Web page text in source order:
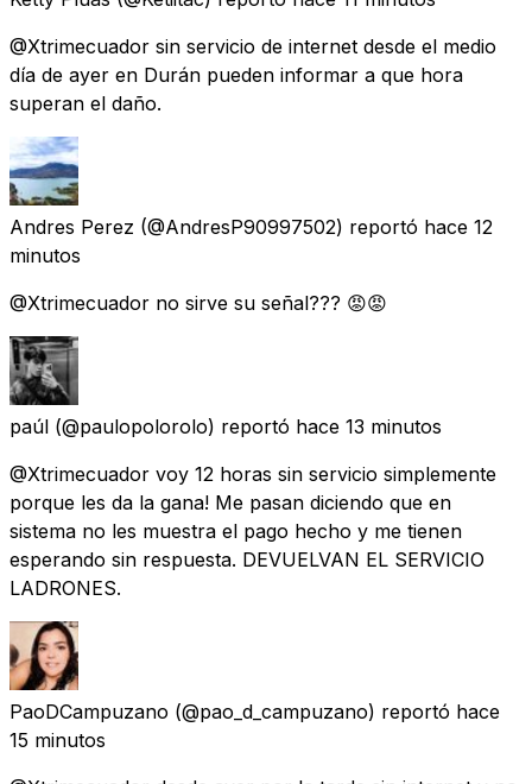
@Xtrimecuador sin servicio de internet desde el medio
día de ayer en Durán pueden informar a que hora
superan el daño.
Andres Perez (@AndresP90997502) reportó hace 12
minutos
@Xtrimecuador no sirve su señal??? 😡😡
paúl (@paulopolorolo) reportó hace 13 minutos
@Xtrimecuador voy 12 horas sin servicio simplemente
porque les da la gana! Me pasan diciendo que en
sistema no les muestra el pago hecho y me tienen
esperando sin respuesta. DEVUELVAN EL SERVICIO
LADRONES.
PaoDCampuzano (@pao_d_campuzano) reportó hace
15 minutos